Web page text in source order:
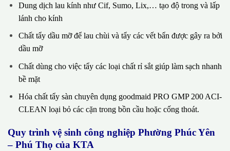
Dung dịch lau kính như Cif, Sumo, Lix,… tạo độ trong và lấp
lánh cho kính
Chất tẩy dầu mỡ để lau chùi và tẩy các vết bẩn được gây ra bởi
dầu mỡ
Chất dùng cho việc tẩy các loại chất rỉ sắt giúp làm sạch nhanh
bề mặt
Hóa chất tẩy sàn chuyên dụng goodmaid PRO GMP 200 ACI-
CLEAN loại bỏ các cặn trong bồn cầu hoặc cống thoát.
Quy trình vệ sinh công nghiệp Phường Phúc Yên
– Phú Thọ của KTA